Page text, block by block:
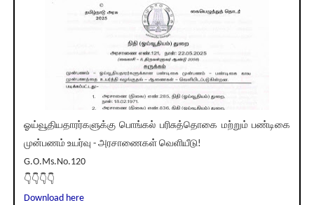
ஓய்வூதியதாரர்களுக்கு பொங்கல் பரிசுத்தொகை மற்றும் பண்டிகை
முன்பணம் உயர்வு - அரசாணைகள் வெளியீடு!
G.O.Ms.No.120
👇👇👇👇
Download here